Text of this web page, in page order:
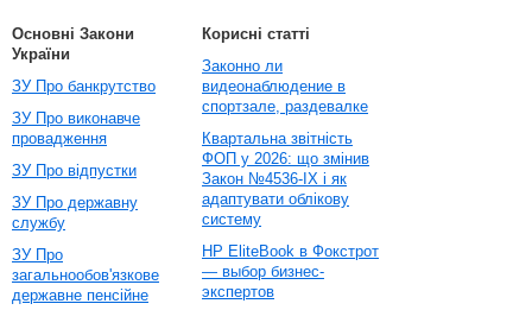
Основні Закони
України
ЗУ Про банкрутство
ЗУ Про виконавче
провадження
ЗУ Про відпустки
ЗУ Про державну
службу
ЗУ Про
загальнообов'язкове
державне пенсійне
Корисні статті
Законно ли
видеонаблюдение в
спортзале, раздевалке
Квартальна звітність
ФОП у 2026: що змінив
Закон №4536-IX і як
адаптувати облікову
систему
HP EliteBook в Фокстрот
— выбор бизнес-
экспертов